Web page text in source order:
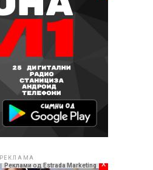
РЕКЛАМА
Реклами од Estrada Marketing x